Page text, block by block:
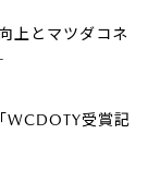
上とマツダコネ
WCDOTY受賞記